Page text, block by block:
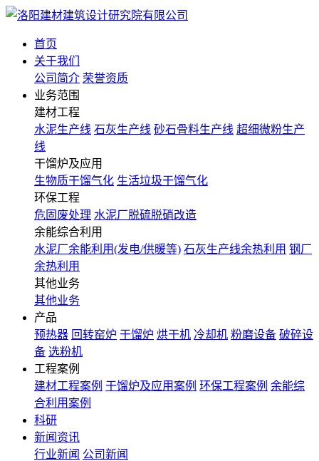
首页
关于我们
公司简介 荣誉资质
业务范围
建材工程
水泥生产线 石灰生产线 砂石骨料生产线 超细微粉生产
线
干馏炉及应用
生物质干馏气化 生活垃圾干馏气化
环保工程
危固废处理 水泥厂脱硫脱硝改造
余能综合利用
水泥厂余能利用(发电/供暖等) 石灰生产线余热利用 钢厂
余热利用
其他业务
其他业务
产品
预热器 回转窑炉 干馏炉 烘干机 冷却机 粉磨设备 破碎设
备 选粉机
工程案例
建材工程案例 干馏炉及应用案例 环保工程案例 余能综
合利用案例
科研
新闻资讯
行业新闻 公司新闻